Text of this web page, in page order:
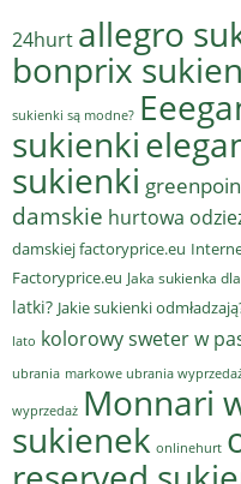
24hurt allegro
bonprix
sukienki są modne?
sukienki
sukienki
damskie hurtowa
damskiej factoryprice.eu
Factoryprice.eu Jaka sukienka
latki? Jakie sukienki
lato kolorowy sweter w
ubrania markowe ubrania
wyprzedaż Monnari
sukienek onlinehurt